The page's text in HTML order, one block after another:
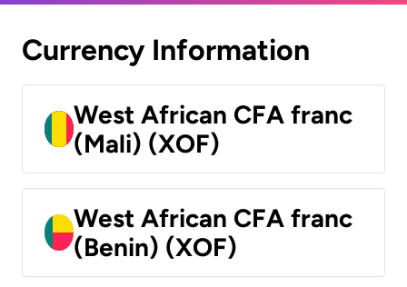
Currency Information
West African CFA franc
(Mali) (XOF)
West African CFA franc
(Benin) (XOF)